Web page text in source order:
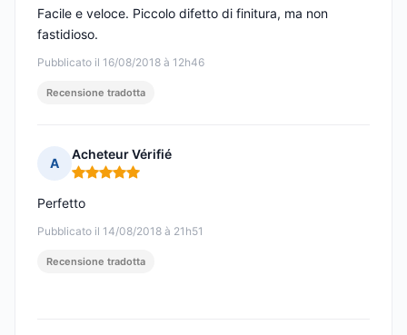
Pubblicato il 16/08/2018 à 12h46
Facile e veloce. Piccolo difetto di finitura, ma non
fastidioso.
Recensione tradotta
A
Acheteur Vérifié
Nota: 5 su 5
Pubblicato il 14/08/2018 à 21h51
Perfetto
Recensione tradotta